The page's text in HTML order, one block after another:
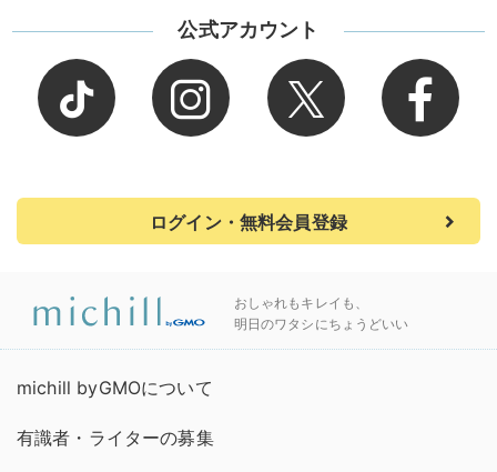
公式アカウント
ログイン・無料会員登録
おしゃれもキレイも、
明日のワタシにちょうどいい
michill byGMOについて
有識者・ライターの募集